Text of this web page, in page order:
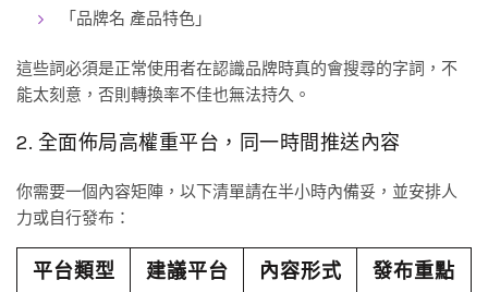
「品牌名 產品特色」
這些詞必須是正常使用者在認識品牌時真的會搜尋的字詞，不
能太刻意，否則轉換率不佳也無法持久。
2. 全面佈局高權重平台，同一時間推送內容
你需要一個內容矩陣，以下清單請在半小時內備妥，並安排人
力或自行發布：
平台類型 建議平台 內容形式 發布重點